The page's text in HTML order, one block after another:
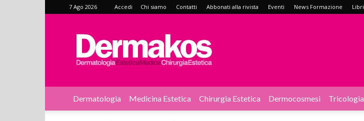
7 Ago 2026 Accedi Chi siamo Contatti Abbonati alla rivista Eventi News Formazione Libri
Dermakos
Dermatologia Medicina Estetica Chirurgia Estetica Dermocosmesi Tricologia